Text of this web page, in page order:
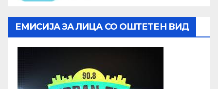
ЕМИСИЈА ЗА ЛИЦА СО ОШТЕТЕН ВИД